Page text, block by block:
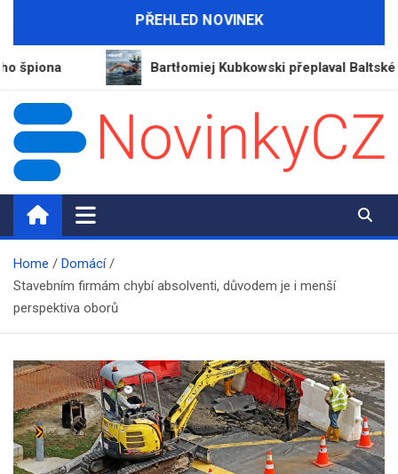
PŘEHLED NOVINEK
Bartłomiej Kubkowski přeplaval Baltské
NovinkyCZ.cz
Magazín novinek a informací
Home
Domácí
Stavebním firmám chybí absolventi, důvodem je i menší
perspektiva oborů